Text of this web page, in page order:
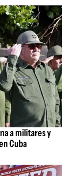
a militares y
Cuba